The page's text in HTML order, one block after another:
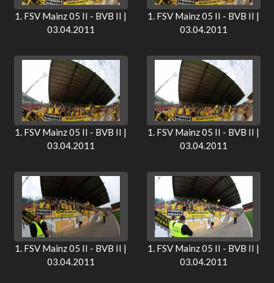
1. FSV Mainz 05 II - BVB II |
03.04.2011
1. FSV Mainz 05 II - BVB II |
03.04.2011
1. FSV Mainz 05 II - BVB II |
03.04.2011
1. FSV Mainz 05 II - BVB II |
03.04.2011
1. FSV Mainz 05 II - BVB II |
03.04.2011
1. FSV Mainz 05 II - BVB II |
03.04.2011